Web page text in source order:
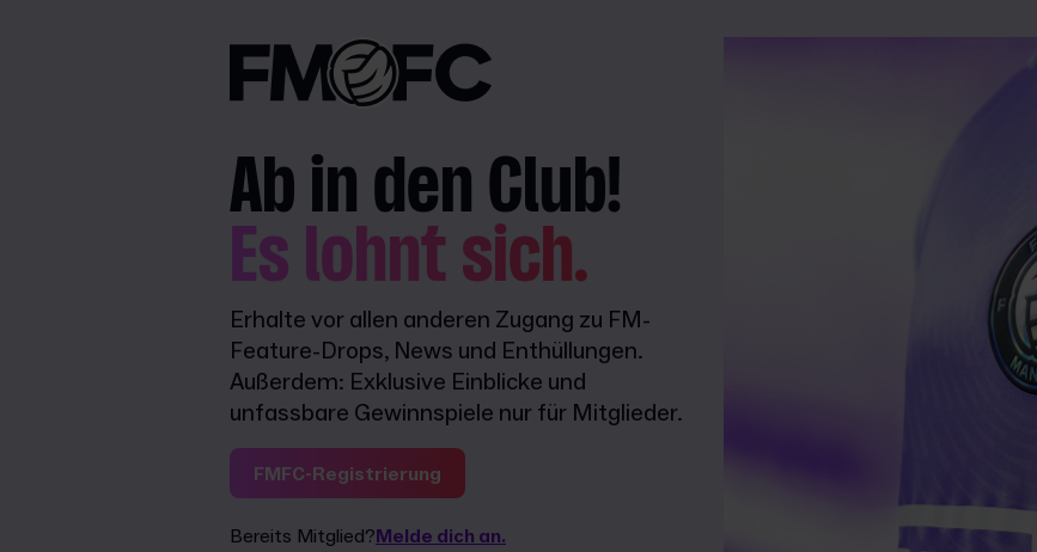
Ab in den Club!
Es lohnt sich.
Erhalte vor allen anderen Zugang zu FM-
Feature-Drops, News und Enthüllungen.
Außerdem: Exklusive Einblicke und
unfassbare Gewinnspiele nur für Mitglieder.
FMFC-Registrierung
Bereits Mitglied?Melde dich an.